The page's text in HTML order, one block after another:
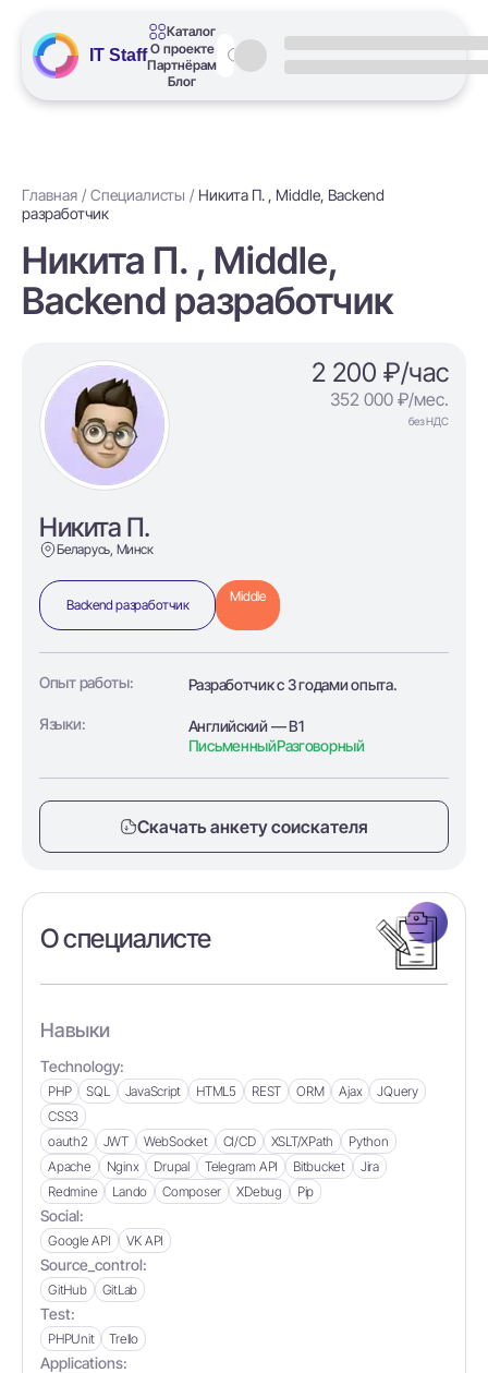
IT Staff
Каталог
О проекте
Партнёрам
Блог
Главная Специалисты
Никита П. , Middle, Backend
разработчик
Никита П. , Middle,
Backend разработчик
Никита П.
Беларусь, Минск
2 200 ₽/час
352 000 ₽/мес.
без НДС
Backend разработчик
Middle
Опыт работы: Разработчик с 3 годами опыта.
Языки:
Английский — B1
ПисьменныйРазговорный
Скачать анкету соискателя
О специалисте
Навыки
Technology:
PHP SQL JavaScript HTML5 REST ORM Ajax
JQuery
CSS3
oauth2
JWT WebSocket CI/CD XSLT/XPath
Python
Apache
Nginx Drupal Telegram API Bitbucket
Jira
Redmine
Lando Composer XDebug Pip
Social:
Google API VK API
Source_control:
GitHub GitLab
Test:
PHPUnit Trello
Applications: